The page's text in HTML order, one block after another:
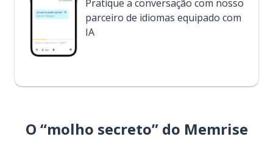
Pratique a conversação com nosso
parceiro de idiomas equipado com
IA
O “molho secreto” do Memrise